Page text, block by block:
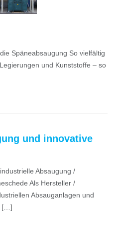
Späneabsaugung So vielfältig
und Kunststoffe – so
und innovative
Absaugung /
Als Hersteller /
Absauganlagen und
[…]